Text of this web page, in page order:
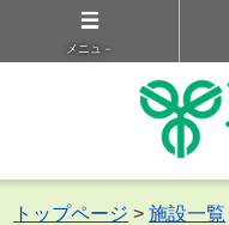
メニュ－
トップページ >施設一覧